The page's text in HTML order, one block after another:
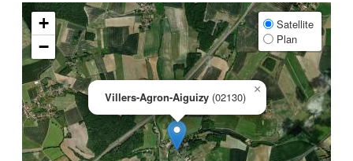
Villers-Agron-Aiguizy (02130)
×
+
−
Satellite
Plan